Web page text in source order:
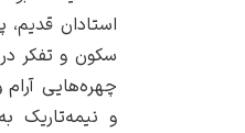
استادان
سکون و تفکر
چهره‌هایی
و نیمه‌تاریک